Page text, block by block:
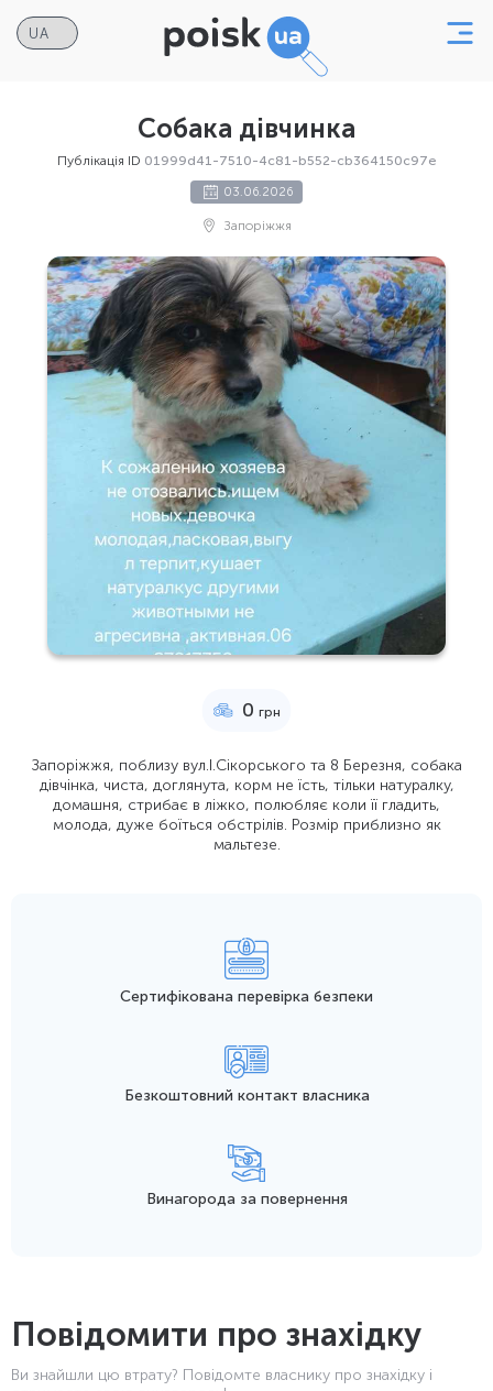
Собака дівчинка
Публікація ID 01999d41-7510-4c81-b552-cb364150c97e
03.06.2026
Запоріжжя
0 грн
Запоріжжя, поблизу вул.І.Сікорського та 8 Березня, собака
дівчінка, чиста, доглянута, корм не їсть, тільки натуралку,
домашня, стрибає в ліжко, полюбляє коли її гладить,
молода, дуже боїться обстрілів. Розмір приблизно як
мальтезе.
Сертифікована перевірка безпеки
Безкоштовний контакт власника
Винагорода за повернення
Повідомити про знахідку
Ви знайшли цю втрату? Повідомте власнику про знахідку і